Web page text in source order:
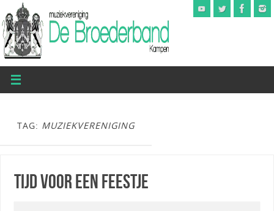
TAG: MUZIEKVERENIGING
TIJD VOOR EEN FEESTJE